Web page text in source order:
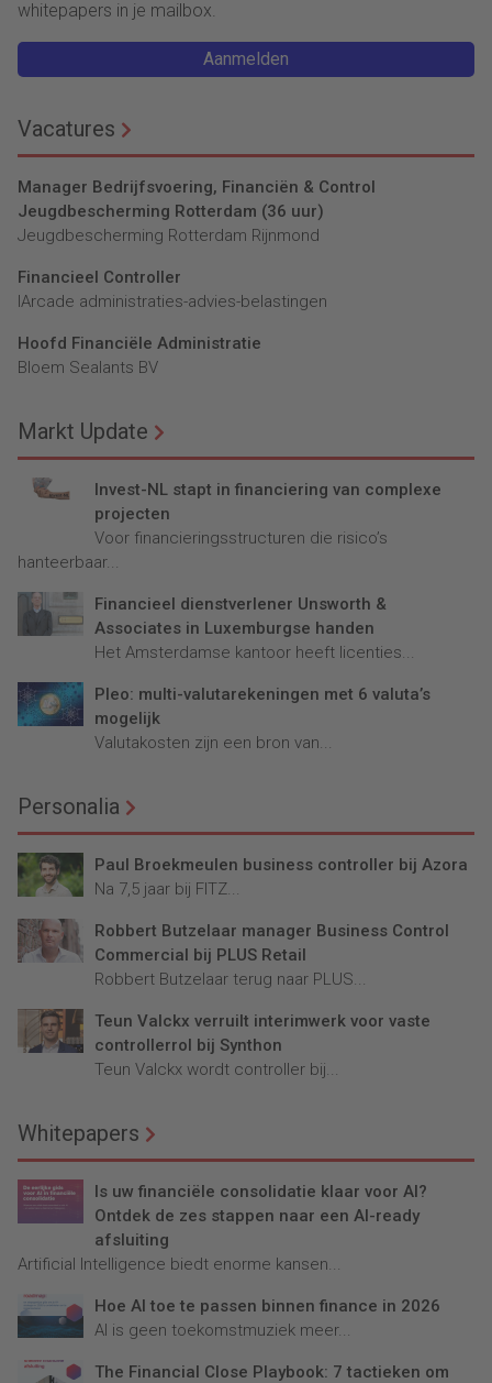
whitepapers in je mailbox.
Aanmelden
Vacatures
Manager Bedrijfsvoering, Financiën & Control
Jeugdbescherming Rotterdam (36 uur)
Jeugdbescherming Rotterdam Rijnmond
Financieel Controller
lArcade administraties-advies-belastingen
Hoofd Financiële Administratie
Bloem Sealants BV
Markt Update
Invest-NL stapt in financiering van complexe
projecten
Voor financieringsstructuren die risico’s
hanteerbaar...
Financieel dienstverlener Unsworth &
Associates in Luxemburgse handen
Het Amsterdamse kantoor heeft licenties...
Pleo: multi-valutarekeningen met 6 valuta’s
mogelijk
Valutakosten zijn een bron van...
Personalia
Paul Broekmeulen business controller bij Azora
Na 7,5 jaar bij FITZ...
Robbert Butzelaar manager Business Control
Commercial bij PLUS Retail
Robbert Butzelaar terug naar PLUS...
Teun Valckx verruilt interimwerk voor vaste
controllerrol bij Synthon
Teun Valckx wordt controller bij...
Whitepapers
Is uw financiële consolidatie klaar voor AI?
Ontdek de zes stappen naar een AI-ready
afsluiting
Artificial Intelligence biedt enorme kansen...
Hoe AI toe te passen binnen finance in 2026
AI is geen toekomstmuziek meer...
The Financial Close Playbook: 7 tactieken om